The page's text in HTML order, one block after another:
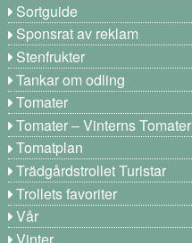
Sortguide
Sponsrat av reklam
Stenfrukter
Tankar om odling
Tomater
Tomater – Vinterns Tomater
Tomatplan
Trädgårdstrollet Turistar
Trollets favoriter
Vår